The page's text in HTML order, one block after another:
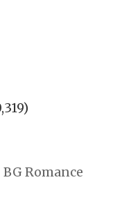
BG Romance